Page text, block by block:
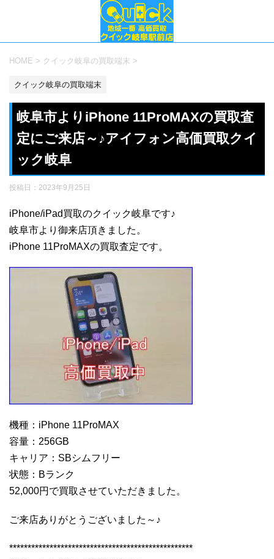
HOME > クイック岐阜の買取端末 >
クイック岐阜の買取端末
岐阜市よりiPhone 11ProMAXの買取査
定にご来店～♪アイフォン高価買取クイ
ック岐阜
投稿日： 2023年9月25日
iPhone/iPad買取のクイック岐阜です♪
岐阜市より御来店頂きました。
iPhone 11ProMAXの買取査定です。
機種：iPhone 11ProMAX
容量：256GB
キャリア：SBシムフリー
状態：Bランク
52,000円で買取させていただきました。
ご来店ありがとうございました～♪
**************************************************